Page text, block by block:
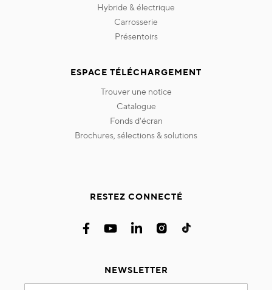
hybride & électrique
carrosserie
présentoirs
ESPACE TÉLÉCHARGEMENT
trouver une notice
catalogue
fonds d'écran
brochures, sélections & solutions
RESTEZ CONNECTÉ
NEWSLETTER